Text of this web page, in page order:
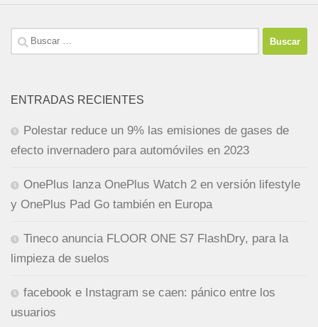
Buscar:
ENTRADAS RECIENTES
Polestar reduce un 9% las emisiones de gases de
efecto invernadero para automóviles en 2023
OnePlus lanza OnePlus Watch 2 en versión lifestyle
y OnePlus Pad Go también en Europa
Tineco anuncia FLOOR ONE S7 FlashDry, para la
limpieza de suelos
facebook e Instagram se caen: pánico entre los
usuarios